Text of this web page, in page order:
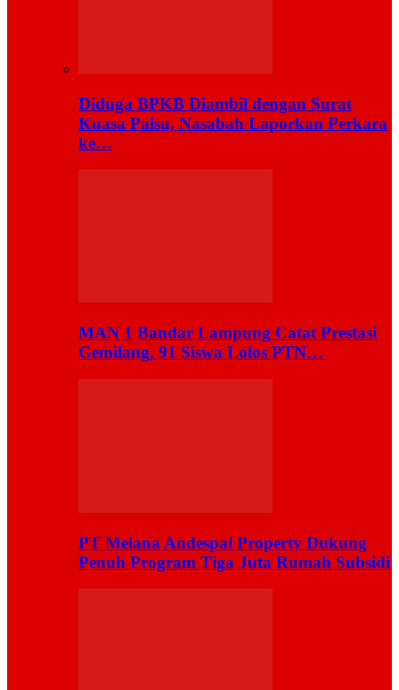
Diduga BPKB Diambil dengan Surat
Kuasa Palsu, Nasabah Laporkan Perkara
ke…
MAN 1 Bandar Lampung Catat Prestasi
Gemilang, 91 Siswa Lolos PTN…
PT Melana Andespal Property Dukung
Penuh Program Tiga Juta Rumah Subsidi